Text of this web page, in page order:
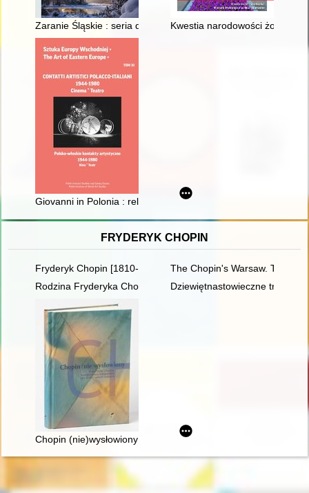
Zaranie Śląskie : seria druga. R. 8 (2022)Kwestia narodowości
Giovanni in Polonia : relazioni di Giovanni Pampiglione con il
FRYDERYK CHOPIN
Fryderyk Chopin [1810-1849]
The Chopin's Warsaw. The
Rodzina Fryderyka Chopina
Dziewiętnastowieczne
Chopin (nie)wysłowiony : wokół listów Chopina... :